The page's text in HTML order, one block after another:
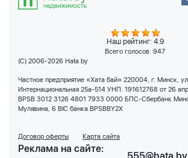
Наш рейтинг: 4.9
Всего голосов: 947
(C) 2006-2026 Hata.by
Частное предприятие «Хата бай» 220004, г. Минск,
Интернациональная 25а-514 УНП: 191612768 от 26
BPSB 3012 3126 4801 7933 0000 БПС-Сбербанк
Мулявина, 6 BIC банка BPSBBY2X
Договор оферты Карта сайта
Реклама на сайте: